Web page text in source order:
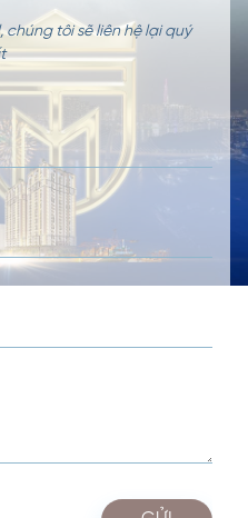
chúng tôi sẽ liên hệ lại quý